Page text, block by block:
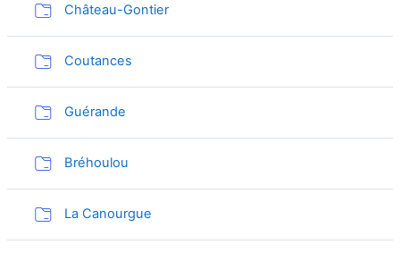
Château-GontierDossier
Coutances
Guérande
Bréhoulou
La Canourgue